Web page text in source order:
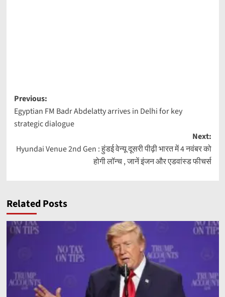
Post
navigation
Previous:
Egyptian FM Badr Abdelatty arrives in Delhi for key
strategic dialogue
Next:
Hyundai Venue 2nd Gen : हुंडई वेन्यू दूसरी पीढ़ी भारत में 4 नवंबर को
होगी लॉन्च , जानें इंजन और एडवांस्ड फीचर्स
Related Posts